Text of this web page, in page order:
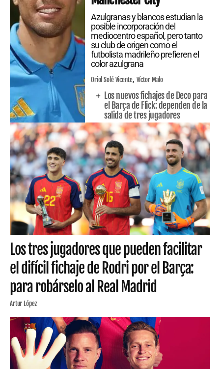
Azulgranas y blancos estudian la
posible incorporación del
mediocentro español, pero tanto
su club de origen como el
futbolista madrileño prefieren el
color azulgrana
Oriol Solé Vicente Víctor Malo
Los nuevos fichajes de Deco para
el Barça de Flick: dependen de la
salida de tres jugadores
Los tres jugadores que pueden facilitar
el difícil fichaje de Rodri por el Barça:
para robárselo al Real Madrid
Artur López